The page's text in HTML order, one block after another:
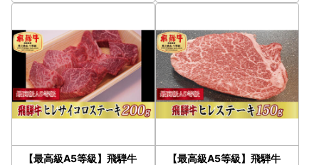
【最高級A5等級】飛騨牛
【最高級A5等級】飛騨牛